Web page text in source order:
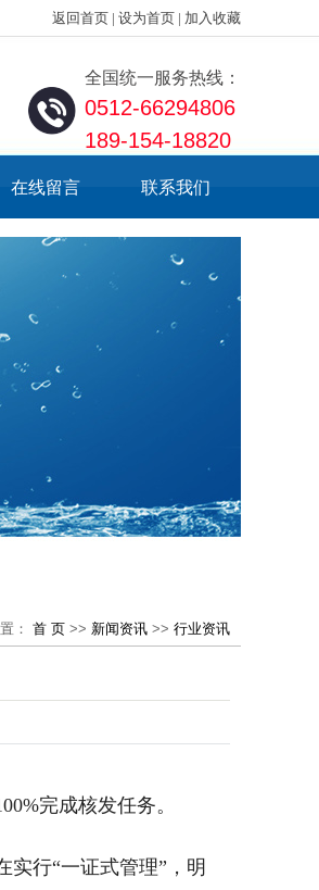
返回首页 | 设为首页 | 加入收藏
全国统一服务热线：
0512-66294806
189-154-18820
在线留言 联系我们
： 首 页 >> 新闻资讯 >> 行业资讯
完成核发任务。
行“一证式管理”，明